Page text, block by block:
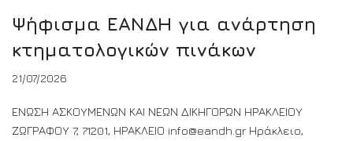
Ψήφισμα ΕΑΝΔΗ για ανάρτηση
κτηματολογικών πινάκων
21/07/2026
ΕΝΩΣΗ ΑΣΚΟΥΜΕΝΩΝ ΚΑΙ ΝΕΩΝ ΔΙΚΗΓΟΡΩΝ ΗΡΑΚΛΕΙΟΥ
ΖΩΓΡΑΦΟΥ 7, 71201, ΗΡΑΚΛΕΙΟ info@eandh.gr Ηράκλειο,